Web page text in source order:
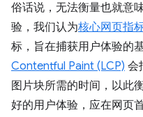
俗话说，无法衡量也就意
验，我们认为核心网页指
标，旨在捕获用户体验的
Contentful Paint (LCP) 会
图片块所需的时间，以此
好的用户体验，应在网页